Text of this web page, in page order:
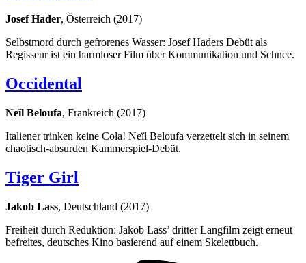
Josef Hader, Österreich (2017)
Selbstmord durch gefrorenes Wasser: Josef Haders Debüt als
Regisseur ist ein harmloser Film über Kommunikation und Schnee.
Occidental
Neïl Beloufa, Frankreich (2017)
Italiener trinken keine Cola! Neïl Beloufa verzettelt sich in seinem
chaotisch-absurden Kammerspiel-Debüt.
Tiger Girl
Jakob Lass, Deutschland (2017)
Freiheit durch Reduktion: Jakob Lass’ dritter Langfilm zeigt erneut
befreites, deutsches Kino basierend auf einem Skelettbuch.